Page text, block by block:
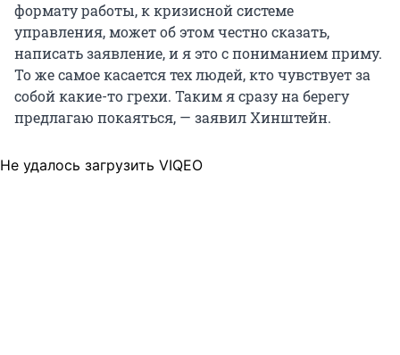
формату работы, к кризисной системе
управления, может об этом честно сказать,
написать заявление, и я это с пониманием приму.
То же самое касается тех людей, кто чувствует за
собой какие-то грехи. Таким я сразу на берегу
предлагаю покаяться, — заявил Хинштейн.
Не удалось загрузить VIQEO